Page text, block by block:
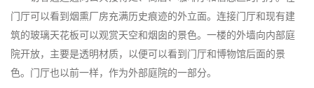
门厅可以看到烟熏厂房充满历史痕迹的外立面。连接门厅和现有建
筑的玻璃天花板可以观赏天空和烟囱的景色。一楼的外墙向内部庭
院开放，主要是透明材质，以便可以看到门厅和博物馆后面的景
色。门厅也以前一样，作为外部庭院的一部分。